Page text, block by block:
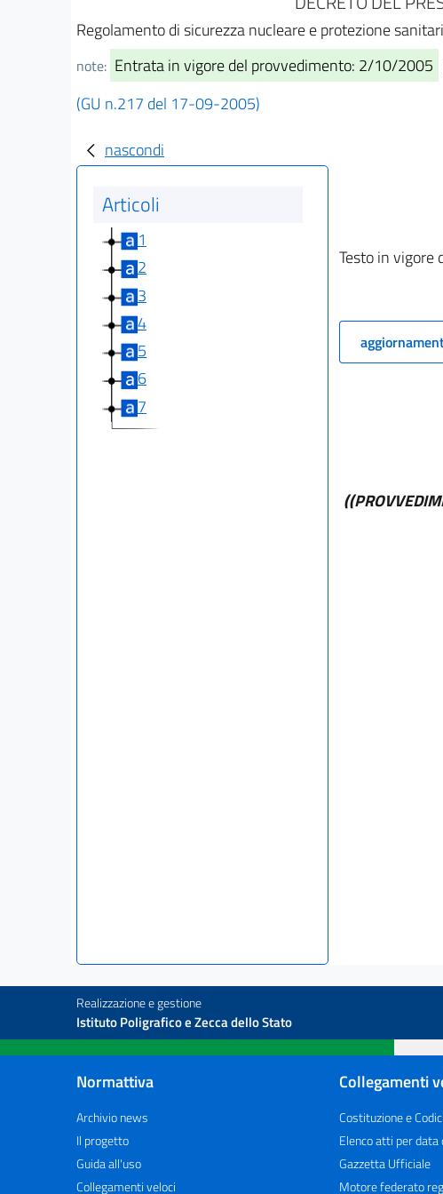
Regolamento di sicurezza nucleare e protezione
note: Entrata in vigore del provvedimento: 2/10/2005
(GU n.217 del 17-09-2005)
nascondi
Articoli
1
2
3
4
5
6
7
Testo in vigore
Realizzazione e gestione
Istituto Poligrafico e Zecca dello Stato
Normattiva
Archivio news
Il progetto
Guida all'uso
Collegamenti veloci
Collegamenti
Costituzione e Codici
Elenco atti per data
Gazzetta Ufficiale
Motore federato